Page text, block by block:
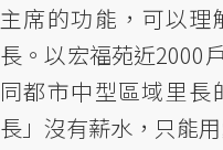
主席的功能，可以理
長。以宏福苑近2000
同都市中型區域里長
長」沒有薪水，只能